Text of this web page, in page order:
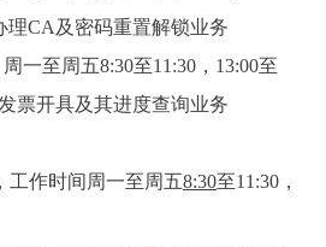
理CA 及密码重置解锁业务
一至周五8:30至11:30 ， 13:00至
发票开具及其进度查询业务
，工作时间周一至周五8:30至11:30 ，